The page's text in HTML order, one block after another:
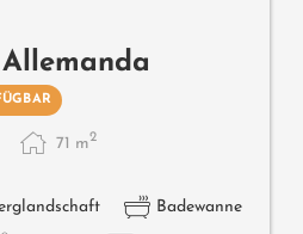
71 m2
Badewanne